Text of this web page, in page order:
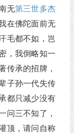
无第三世多杰
在佛陀面前无
毛都不如，岂
，我倒略知一
传承的招牌，
子孙一代失传
都只减少没有
问三不知了，
顶，请问自称